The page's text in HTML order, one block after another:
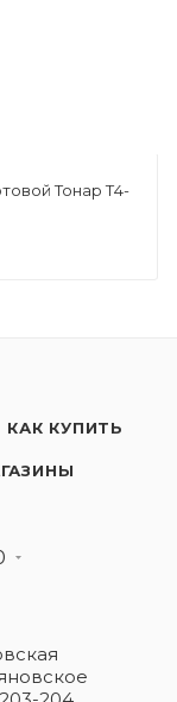
Тонар Т4-
КАК КУПИТЬ